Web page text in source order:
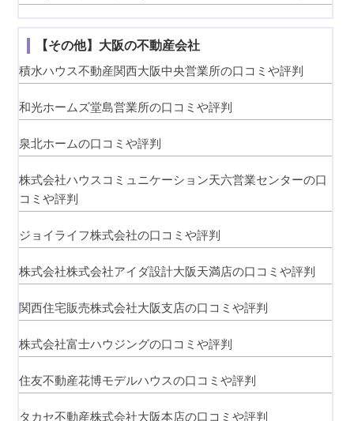
【その他】大阪の不動産会社
積水ハウス不動産関西大阪中央営業所の口コミや評判
和光ホームズ堂島営業所の口コミや評判
泉北ホームの口コミや評判
株式会社ハウスコミュニケーション天六営業センターの口
コミや評判
ジョイライフ株式会社の口コミや評判
株式会社株式会社アイダ設計大阪天満店の口コミや評判
関西住宅販売株式会社大阪支店の口コミや評判
株式会社富士ハウジングの口コミや評判
住友不動産花博モデルハウスの口コミや評判
タカセ不動産株式会社大阪本店の口コミや評判